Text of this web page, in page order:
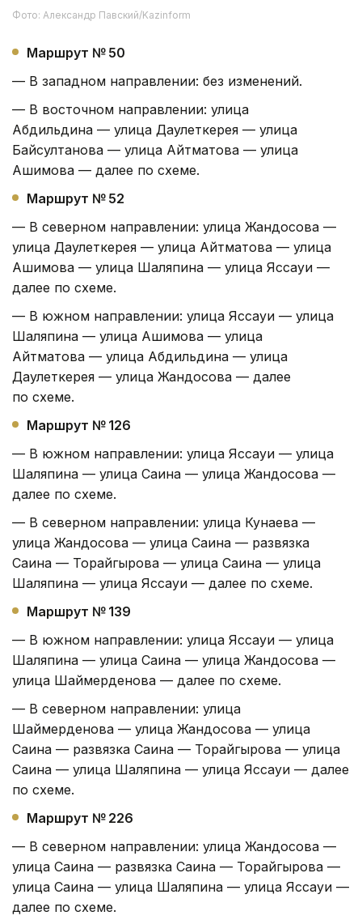
Фото: Александр Павский/Kazinform
Маршрут № 50
— В западном направлении: без изменений.
— В восточном направлении: улица
Абдильдина — улица Даулеткерея — улица
Байсултанова — улица Айтматова — улица
Ашимова — далее по схеме.
Маршрут № 52
— В северном направлении: улица Жандосова —
улица Даулеткерея — улица Айтматова — улица
Ашимова — улица Шаляпина — улица Яссауи —
далее по схеме.
— В южном направлении: улица Яссауи — улица
Шаляпина — улица Ашимова — улица
Айтматова — улица Абдильдина — улица
Даулеткерея — улица Жандосова — далее
по схеме.
Маршрут № 126
— В южном направлении: улица Яссауи — улица
Шаляпина — улица Саина — улица Жандосова —
далее по схеме.
— В северном направлении: улица Кунаева —
улица Жандосова — улица Саина — развязка
Саина — Торайгырова — улица Саина — улица
Шаляпина — улица Яссауи — далее по схеме.
Маршрут № 139
— В южном направлении: улица Яссауи — улица
Шаляпина — улица Саина — улица Жандосова —
улица Шаймерденова — далее по схеме.
— В северном направлении: улица
Шаймерденова — улица Жандосова — улица
Саина — развязка Саина — Торайгырова — улица
Саина — улица Шаляпина — улица Яссауи — далее
по схеме.
Маршрут № 226
— В северном направлении: улица Жандосова —
улица Саина — развязка Саина — Торайгырова —
улица Саина — улица Шаляпина — улица Яссауи —
далее по схеме.